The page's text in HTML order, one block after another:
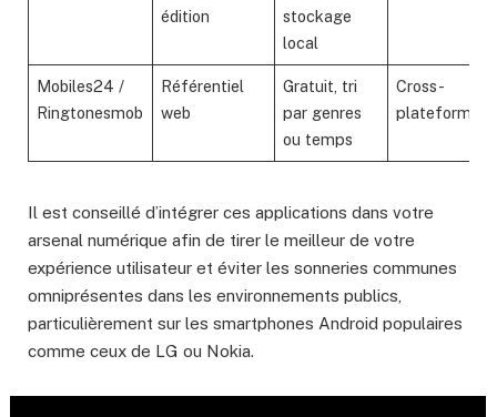
édition
stockage
local
Mobiles24 /
Ringtonesmob
Référentiel
web
Gratuit, tri
par genres
ou temps
Cross-
plateforme
Il est conseillé d’intégrer ces applications dans votre
arsenal numérique afin de tirer le meilleur de votre
expérience utilisateur et éviter les sonneries communes
omniprésentes dans les environnements publics,
particulièrement sur les smartphones Android populaires
comme ceux de LG ou Nokia.